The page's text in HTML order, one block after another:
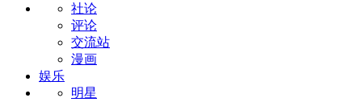
社论
评论
交流站
漫画
娱乐
明星